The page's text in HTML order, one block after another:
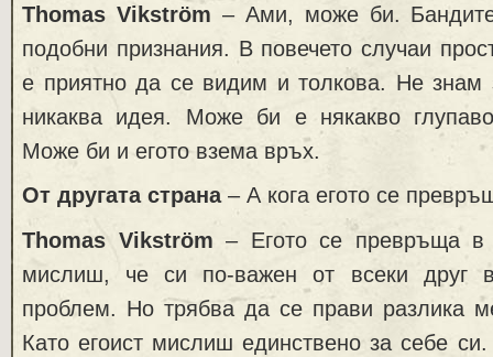
Thomas Vikström – Ами, може би.
подобни признания. В повечето случаи
е приятно да се видим и толкова. Не
никаква идея. Може би е някакво
Може би и егото взема връх.
От другата страна– А кога егото се
Thomas Vikström – Егото се превръща в
мислиш, че си по-важен от всеки друг
проблем. Но трябва да се прави разлика
Като егоист мислиш единствено за себе